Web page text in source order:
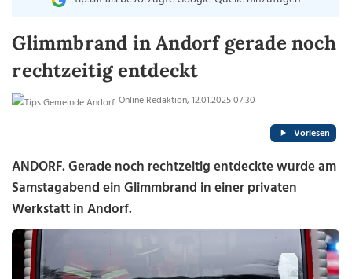
Glimmbrand in Andorf gerade noch
rechtzeitig entdeckt
Online Redaktion, 12.01.2025 07:30
Vorlesen
ANDORF. Gerade noch rechtzeitig entdeckte wurde am
Samstagabend ein Glimmbrand in einer privaten
Werkstatt in Andorf.